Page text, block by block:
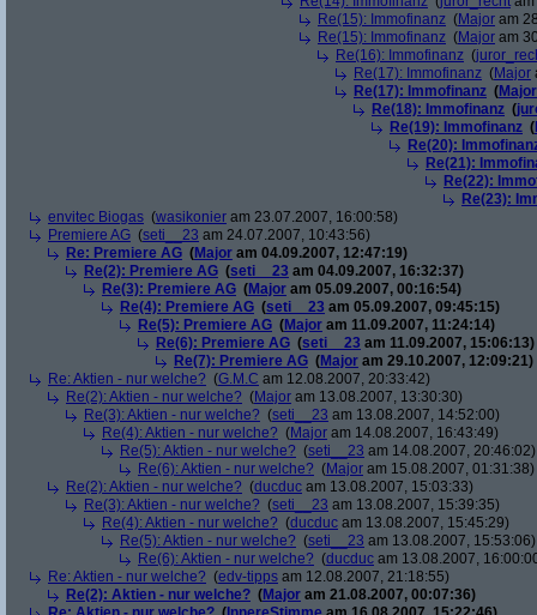
Re(15): Immofinanz (Major am
Re(15): Immofinanz (Major am
Re(16): Immofinanz (
Re(17): Immofinanz (Major
Re(17): Immofinanz (Major
Re(18): Immofinanz (
Re(19): Immofinanz (
Re(20):
Re(21):
Re(22):
Re(23):
envitec Biogas (wasikonier am 23.07.2007, 16:00:58)
Premiere AG (seti__23 am 24.07.2007, 10:43:56)
Re: Premiere AG (Major am 04.09.2007, 12:47:19)
Re(2): Premiere AG (seti__23 am 04.09.2007, 16:32:37)
Re(3): Premiere AG (Major am 05.09.2007, 00:16:54)
Re(4): Premiere AG (seti__23 am 05.09.2007, 09:45:15)
Re(5): Premiere AG (Major am 11.09.2007, 11:24:14)
Re(6): Premiere AG (seti__23 am 11.09.2007, 15:06:13)
Re(7): Premiere AG (Major am 29.10.2007, 12:09:21)
Re: Aktien - nur welche? (G.M.C am 12.08.2007, 20:33:42)
Re(2): Aktien - nur welche? (Major am 13.08.2007, 13:30:30)
Re(3): Aktien - nur welche? (seti__23 am 13.08.2007, 14:52:00)
Re(4): Aktien - nur welche? (Major am 14.08.2007, 16:43:49)
Re(5): Aktien - nur welche? (seti__23 am 14.08.2007, 20:46:02)
Re(6): Aktien - nur welche? (Major am 15.08.2007, 01:31:38)
Re(2): Aktien - nur welche? (ducduc am 13.08.2007, 15:03:33)
Re(3): Aktien - nur welche? (seti__23 am 13.08.2007, 15:39:35)
Re(4): Aktien - nur welche? (ducduc am 13.08.2007, 15:45:29)
Re(5): Aktien - nur welche? (seti__23 am 13.08.2007, 15:53:06)
Re(6): Aktien - nur welche? (ducduc am 13.08.2007,
Re: Aktien - nur welche? (edv-tipps am 12.08.2007, 21:18:55)
Re(2): Aktien - nur welche? (Major am 21.08.2007, 00:07:36)